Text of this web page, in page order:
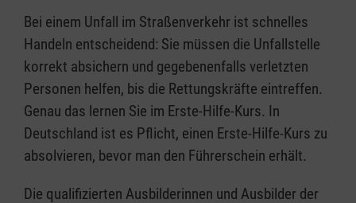
Bei einem Unfall im Straßenverkehr ist schnelles
Handeln entscheidend: Sie müssen die Unfallstelle
korrekt absichern und gegebenenfalls verletzten
Personen helfen, bis die Rettungskräfte eintreffen.
Genau das lernen Sie im Erste-Hilfe-Kurs. In
Deutschland ist es Pflicht, einen Erste-Hilfe-Kurs zu
absolvieren, bevor man den Führerschein erhält.
Die qualifizierten Ausbilderinnen und Ausbilder der